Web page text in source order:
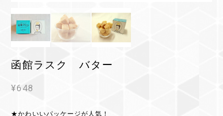
函館ラスク バター
¥648
★かわいいパッケージが人気！